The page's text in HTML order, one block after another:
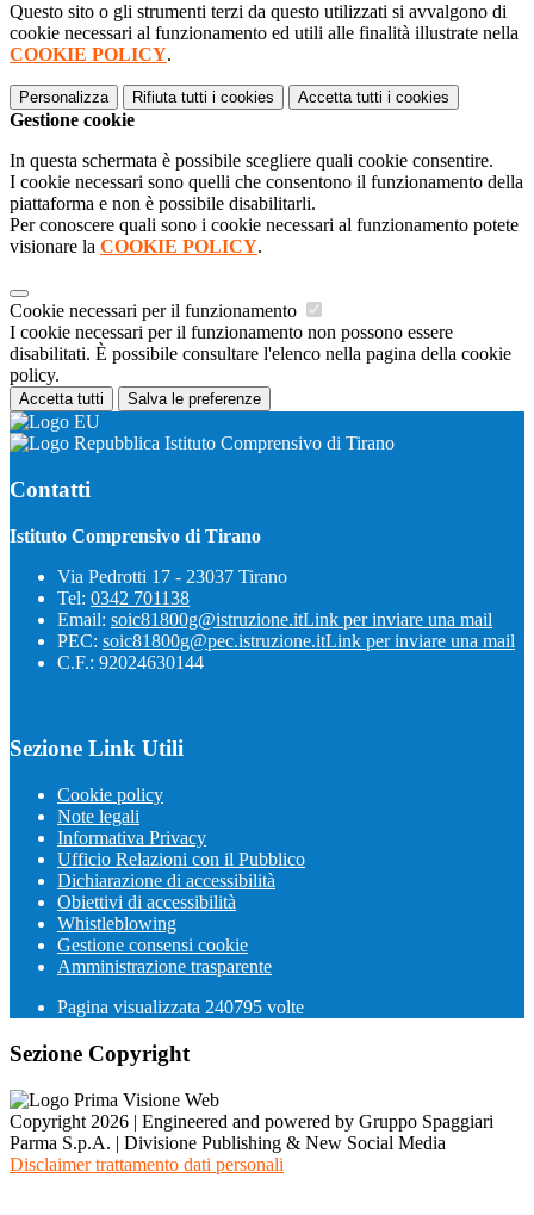
Questo sito o gli strumenti terzi da questo utilizzati si avvalgono di
cookie necessari al funzionamento ed utili alle finalità illustrate nella
COOKIE POLICY.
Personalizza Rifiuta tutti i cookies Accetta tutti i cookies
Gestione cookie
In questa schermata è possibile scegliere quali cookie consentire.
I cookie necessari sono quelli che consentono il funzionamento della
piattaforma e non è possibile disabilitarli.
Per conoscere quali sono i cookie necessari al funzionamento potete
visionare la COOKIE POLICY.
Cookie necessari per il funzionamento
I cookie necessari per il funzionamento non possono essere
disabilitati. È possibile consultare l'elenco nella pagina della cookie
policy.
Accetta tutti Salva le preferenze
Istituto Comprensivo di Tirano
Contatti
Istituto Comprensivo di Tirano
Via Pedrotti 17 - 23037 Tirano
Tel: 0342 701138
Email: soic81800g@istruzione.itLink per inviare una mail
PEC: soic81800g@pec.istruzione.itLink per inviare una mail
C.F.: 92024630144
Sezione Link Utili
Cookie policy
Note legali
Informativa Privacy
Ufficio Relazioni con il Pubblico
Dichiarazione di accessibilità
Obiettivi di accessibilità
Whistleblowing
Gestione consensi cookie
Amministrazione trasparente
Pagina visualizzata 240795 volte
Sezione Copyright
Copyright 2026 | Engineered and powered by Gruppo Spaggiari
Parma S.p.A. | Divisione Publishing & New Social Media
Disclaimer trattamento dati personali